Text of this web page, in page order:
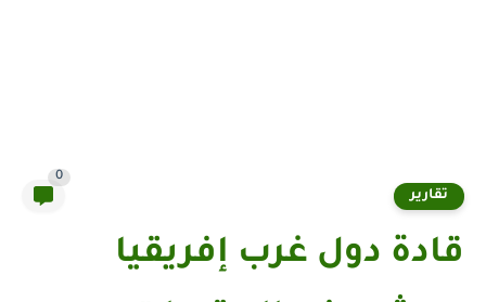
تقارير
0
قادة دول غرب إفريقيا